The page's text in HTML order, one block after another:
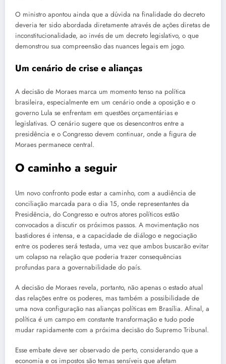
O ministro apontou ainda que a dúvida na finalidade do decreto
deveria ter sido abordada diretamente através de ações diretas de
inconstitucionalidade, ao invés de um decreto legislativo, o que
demonstrou sua compreensão das nuances legais em jogo.
Um cenário de crise e alianças
A decisão de Moraes marca um momento tenso na política
brasileira, especialmente em um cenário onde a oposição e o
governo Lula se enfrentam em questões orçamentárias e
legislativas. O cenário sugere que os desencontros entre a
presidência e o Congresso devem continuar, onde a figura de
Moraes permanece central.
O caminho a seguir
Um novo confronto pode estar a caminho, com a audiência de
conciliação marcada para o dia 15, onde representantes da
Presidência, do Congresso e outros atores políticos estão
convocados a discutir os próximos passos. A movimentação nos
bastidores é intensa, e a capacidade de diálogo e negociação
entre os poderes será testada, uma vez que ambos buscarão evitar
um colapso na relação que poderia trazer consequências
profundas para a governabilidade do país.
A decisão de Moraes revela, portanto, não apenas o estado atual
das relações entre os poderes, mas também a possibilidade de
uma nova configuração nas alianças políticas em Brasília. Afinal, a
política é um campo em constante transformação e tudo pode
mudar rapidamente com a próxima decisão do Supremo Tribunal.
Esse embate deve ser observado de perto, considerando que a
economia e os impostos são temas sensíveis que afetam